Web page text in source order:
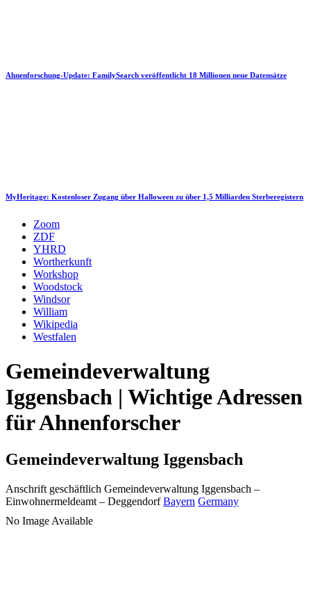
Ahnenforschung-Update: FamilySearch veröffentlicht 18 Millionen neue Datensätze
MyHeritage: Kostenloser Zugang über Halloween zu über 1,5 Milliarden Sterberegistern
Zoom
ZDF
YHRD
Wortherkunft
Workshop
Woodstock
Windsor
William
Wikipedia
Westfalen
Gemeindeverwaltung
Iggensbach | Wichtige Adressen
für Ahnenforscher
Gemeindeverwaltung Iggensbach
Anschrift geschäftlich Gemeindeverwaltung Iggensbach –
Einwohnermeldeamt – Deggendorf Bayern Germany
No Image Available